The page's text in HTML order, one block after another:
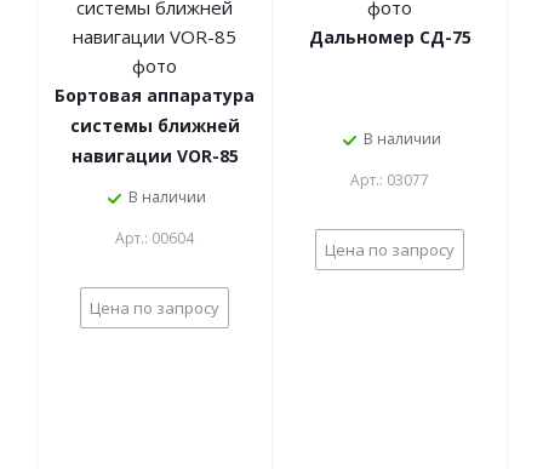
Бортовая аппаратура
системы ближней
навигации VOR-85
В наличии
Арт.: 00604
Цена по запросу
Дальномер СД-75
В наличии
Арт.: 03077
Цена по запросу